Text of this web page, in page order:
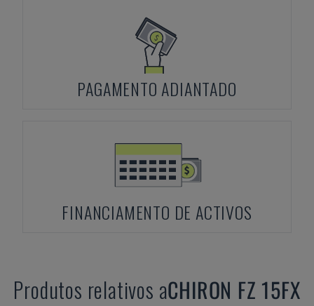
PAGAMENTO ADIANTADO
FINANCIAMENTO DE ACTIVOS
Produtos relativos aCHIRON FZ 15FX